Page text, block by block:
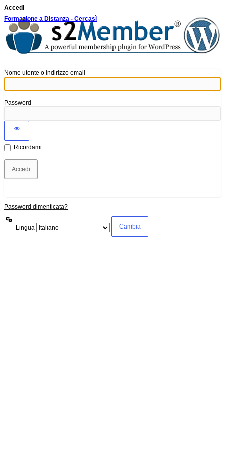
Accedi
Formazione a Distanza - Cercasì
Nome utente o indirizzo email
Password
Ricordami
Password dimenticata?
Lingua